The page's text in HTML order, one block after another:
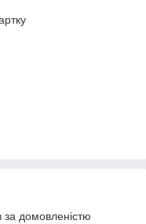
домовленістю